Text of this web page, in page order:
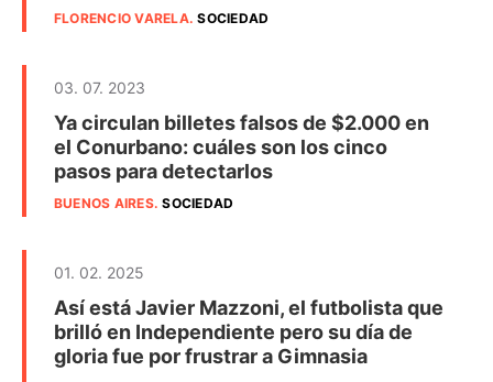
FLORENCIO VARELA.SOCIEDAD
03. 07. 2023
Ya circulan billetes falsos de $2.000 en
el Conurbano: cuáles son los cinco
pasos para detectarlos
BUENOS AIRES.SOCIEDAD
01. 02. 2025
Así está Javier Mazzoni, el futbolista que
brilló en Independiente pero su día de
gloria fue por frustrar a Gimnasia